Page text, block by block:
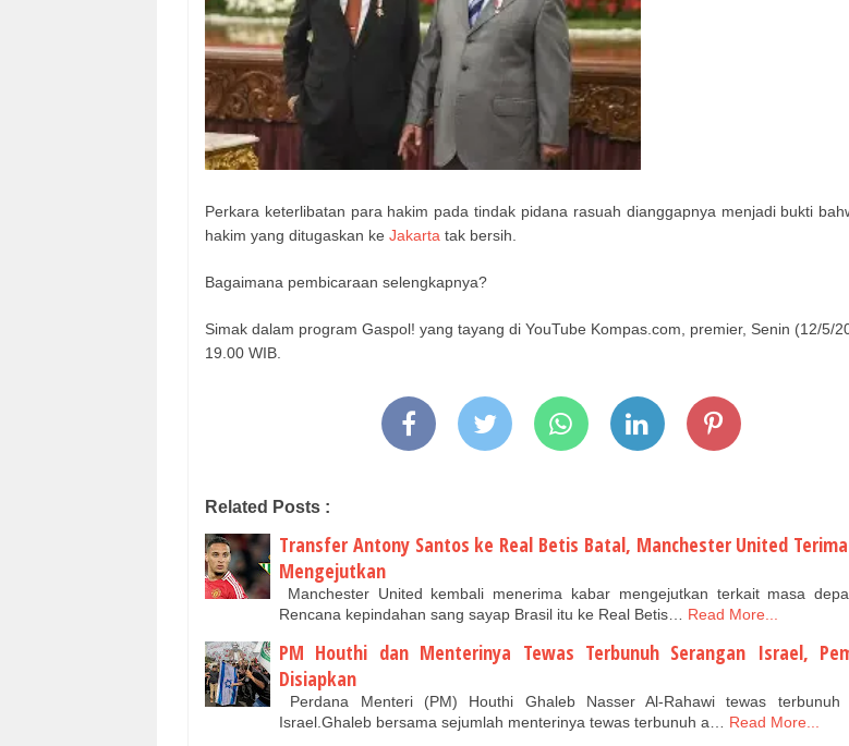
Perkara keterlibatan para hakim pada tindak pidana rasuah dianggapnya menjadi bukti
hakim yang ditugaskan ke Jakarta tak bersih.
Bagaimana pembicaraan selengkapnya?
Simak dalam program Gaspol! yang tayang di YouTube Kompas.com, premier, Senin (12/5/
19.00 WIB.
Related Posts :
Transfer Antony Santos ke Real Betis Batal, Manchester United
Mengejutkan
Manchester United kembali menerima kabar mengejutkan terkait masa
Rencana kepindahan sang sayap Brasil itu ke Real Betis…
Read More...
PM Houthi dan Menterinya Tewas Terbunuh Serangan Israel,
Disiapkan
Perdana Menteri (PM) Houthi Ghaleb Nasser Al-Rahawi tewas terbunuh
Israel.Ghaleb bersama sejumlah menterinya tewas terbunuh a… Read More...